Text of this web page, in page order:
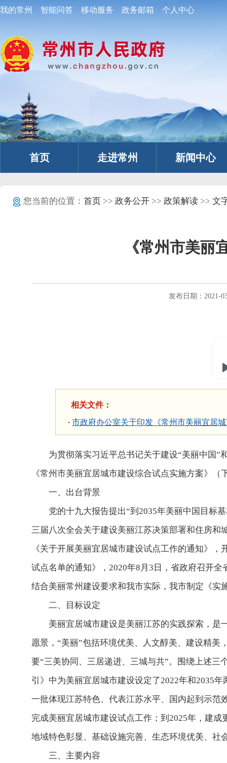
我的常州 智能问答 移动服务 政务邮箱 个人中心
首页 走进常州 新闻中心
您当前的位置： 首页>> 政务公开>> 政策解读>> 文
《常州市美丽
发布日期：2021-
相关文件：
市政府办公室关于印发《常州市美丽宜居
为贯彻落实习近平总书记关于建设“美丽中国
《常州市美丽宜居城市建设综合试点实施方案》
一、出台背景
党的十九大报告提出“到2035年美丽中国目标
三届八次全会关于建设美丽江苏决策部署和住房和
《关于开展美丽宜居城市建设试点工作的通知》
试点名单的通知》，2020年8月3日，省政府召开
结合美丽常州建设要求和我市实际，我市制定《实
二、目标设定
美丽宜居城市建设是美丽江苏的实践探索，是
愿景，“美丽”包括环境优美、人文醇美、建设精美
要“三美协同、三居递进、三城与共”。围绕上述
引》中为美丽宜居城市建设设定了2022年和2035
一批体现江苏特色、代表江苏水平、国内起到示范
完成美丽宜居城市建设试点工作；到2025年，建
地域特色彰显、基础设施完善、生态环境优美、社
三、主要内容